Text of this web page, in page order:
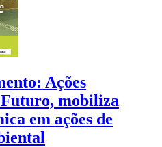
Ações
Futuro, mobiliza
em ações de